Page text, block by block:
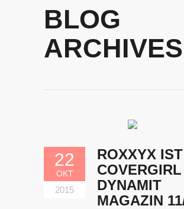
BLOG
ARCHIVES
22
OKT
2015
ROXXYX IST
DYNAMIT
MAGAZIN